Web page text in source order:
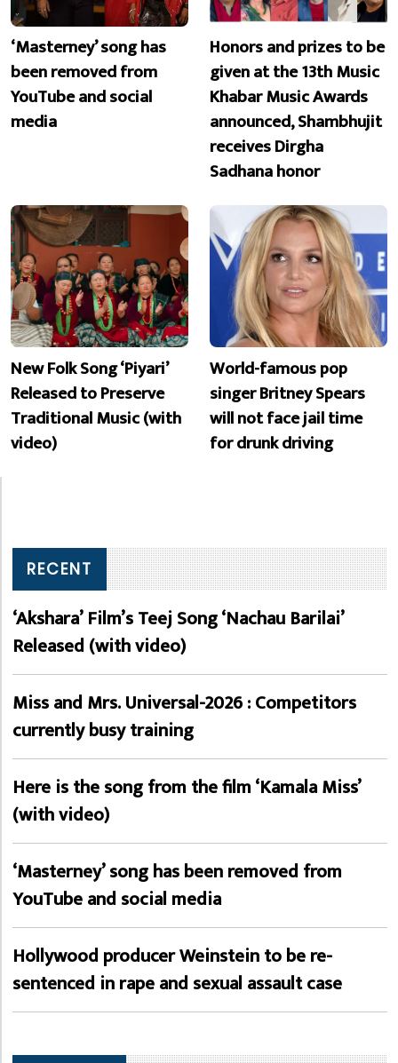
‘Masterney’ song has
been removed from
YouTube and social
media
Honors and prizes to be
given at the 13th Music
Khabar Music Awards
announced, Shambhujit
receives Dirgha
Sadhana honor
New Folk Song ‘Piyari’
Released to Preserve
Traditional Music (with
video)
World-famous pop
singer Britney Spears
will not face jail time
for drunk driving
RECENT
‘Akshara’ Film’s Teej Song ‘Nachau Barilai’
Released (with video)
Miss and Mrs. Universal-2026 : Competitors
currently busy training
Here is the song from the film ‘Kamala Miss’
(with video)
‘Masterney’ song has been removed from
YouTube and social media
Hollywood producer Weinstein to be re-
sentenced in rape and sexual assault case